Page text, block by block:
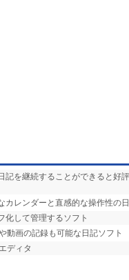
記を継続することができると好
カレンダーと直感的な操作性の
化して管理するソフト
動画の記録も可能な日記ソフト
ディタ